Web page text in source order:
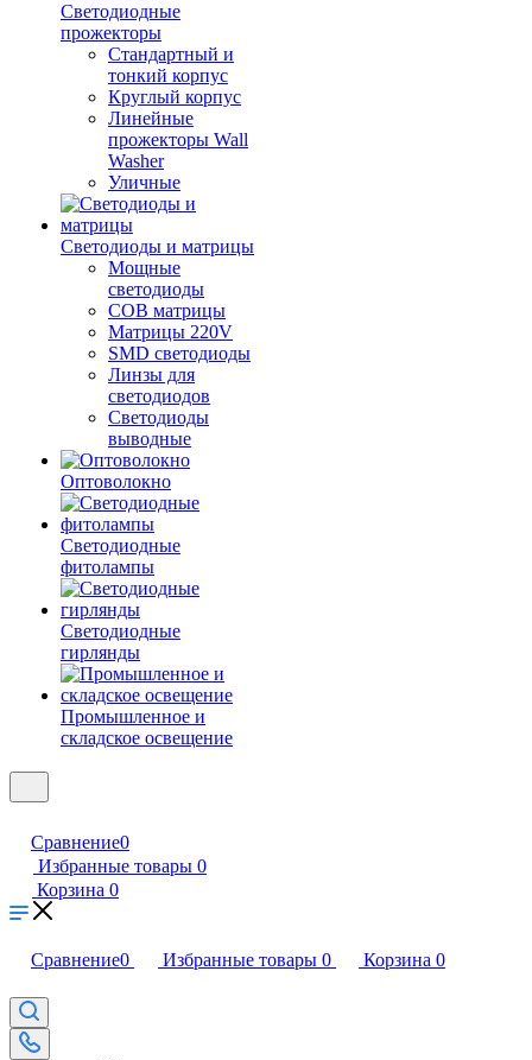
Светодиодные
прожекторы
Стандартный и
тонкий корпус
Круглый корпус
Линейные
прожекторы Wall
Washer
Уличные
Светодиоды и матрицы
Мощные
светодиоды
COB матрицы
Матрицы 220V
SMD светодиоды
Линзы для
светодиодов
Светодиоды
выводные
Оптоволокно
Светодиодные
фитолампы
Светодиодные
гирлянды
Промышленное и
складское освещение
Сравнение0
Избранные товары 0
Корзина 0
Сравнение0 Избранные товары 0 Корзина 0